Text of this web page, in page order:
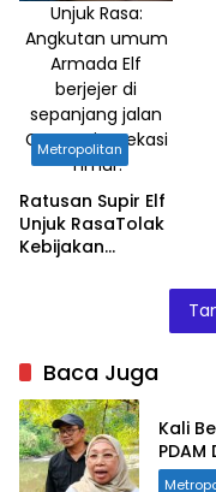
Unjuk Rasa:
Angkutan umum
Armada Elf
berjejer di
sepanjang jalan
Cut Mutia, Bekasi
Timur.
Metropolitan
Ratusan Supir Elf
Unjuk RasaTolak
Kebijakan
Baca Juga
Kali